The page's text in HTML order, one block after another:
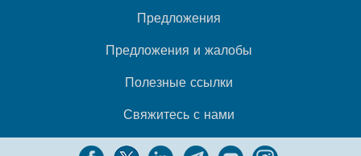
Предложения
Предложения и жалобы
Полезные ссылки
Свяжитесь с нами